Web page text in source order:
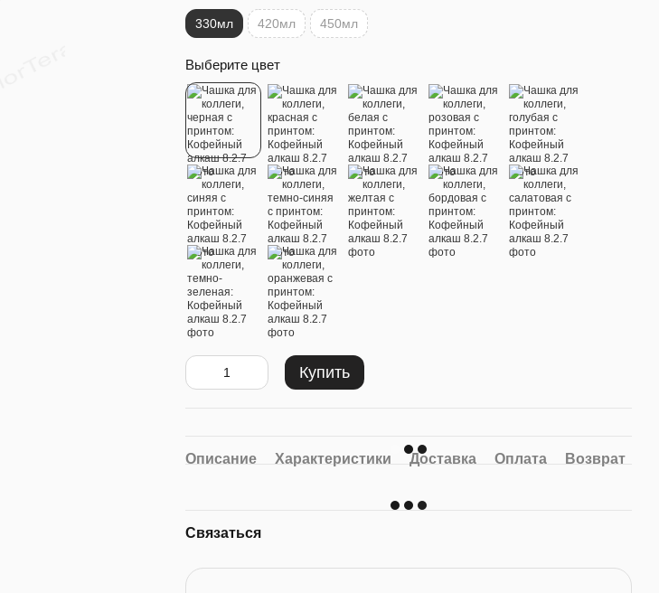
330мл 420мл 450мл
Выберите цвет
Купить
Описание Характеристики Доставка Оплата Возврат
Связаться